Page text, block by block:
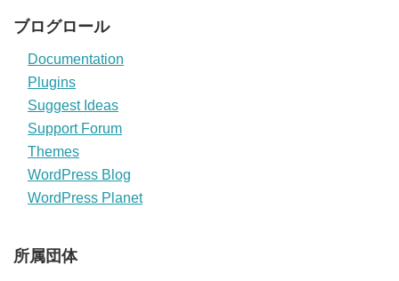
ブログロール
Documentation
Plugins
Suggest Ideas
Support Forum
Themes
WordPress Blog
WordPress Planet
所属団体